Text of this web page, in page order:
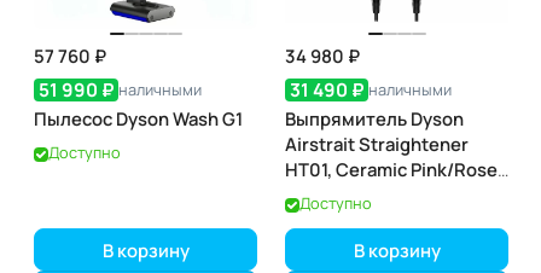
57 760 ₽
51 990 ₽ наличными
Пылесос Dyson Wash G1
Доступно
В корзину
34 980 ₽
31 490 ₽ наличными
Выпрямитель Dyson
Airstrait Straightener
HT01, Ceramic Pink/Rose
Gold
Доступно
В корзину